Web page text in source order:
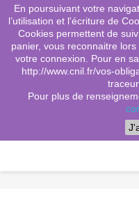
search
En poursuivant votre
l’utilisation et l'écriture de
Cookies permettent de
panier, vous reconnaitre
votre connexion. Pour en
http://www.cnil.fr/vos-
Pour plus de